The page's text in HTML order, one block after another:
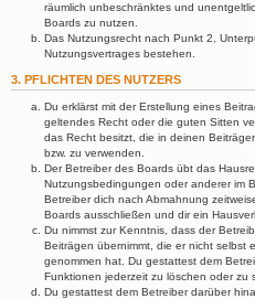
räumlich unbeschränktes und
Boards zu nutzen.
Das Nutzungsrecht nach Punkt 2,
Nutzungsvertrages bestehen.
3. PFLICHTEN DES NUTZERS
Du erklärst mit der Erstellung eines
geltendes Recht oder die guten Sitten
das Recht besitzt, die in deinen
bzw. zu verwenden.
Der Betreiber des Boards übt das
Nutzungsbedingungen oder anderer im
Betreiber dich nach Abmahnung
Boards ausschließen und dir ein
Du nimmst zur Kenntnis, dass der
Beiträgen übernimmt, die er nicht selbst
genommen hat. Du gestattest dem
Funktionen jederzeit zu löschen oder zu
Du gestattest dem Betreiber darüber